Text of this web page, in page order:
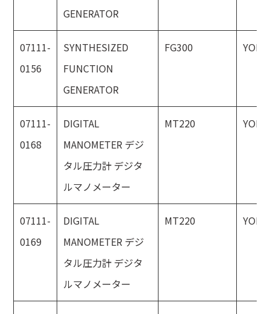
GENERATOR
07111-
0156
SYNTHESIZED
FUNCTION
GENERATOR
FG300
07111-
0168
DIGITAL
MANOMETER デジ
タル圧力計 デジタ
ルマノメーター
MT220
07111-
0169
DIGITAL
MANOMETER デジ
タル圧力計 デジタ
ルマノメーター
MT220